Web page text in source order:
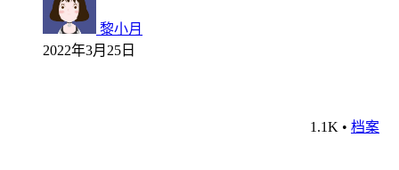
黎小月
2022年3月25日
1.1K • 档案